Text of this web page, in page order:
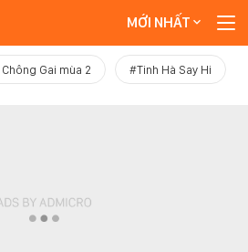
MỚI NHẤT
Gai mùa 2 #Tinh Hà Say Hi